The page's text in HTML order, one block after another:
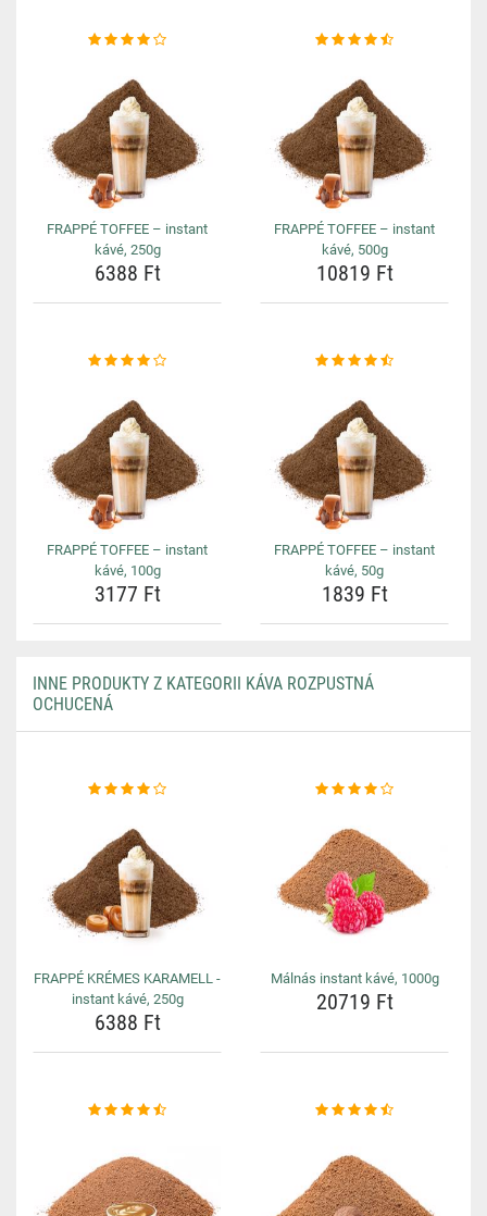
FRAPPÉ TOFFEE – instant
kávé, 250g
6388 Ft
FRAPPÉ TOFFEE – instant
kávé, 500g
10819 Ft
FRAPPÉ TOFFEE – instant
kávé, 100g
3177 Ft
FRAPPÉ TOFFEE – instant
kávé, 50g
1839 Ft
INNE PRODUKTY Z KATEGORII KÁVA ROZPUSTNÁ
OCHUCENÁ
FRAPPÉ KRÉMES KARAMELL -
instant kávé, 250g
6388 Ft
Málnás instant kávé, 1000g
20719 Ft